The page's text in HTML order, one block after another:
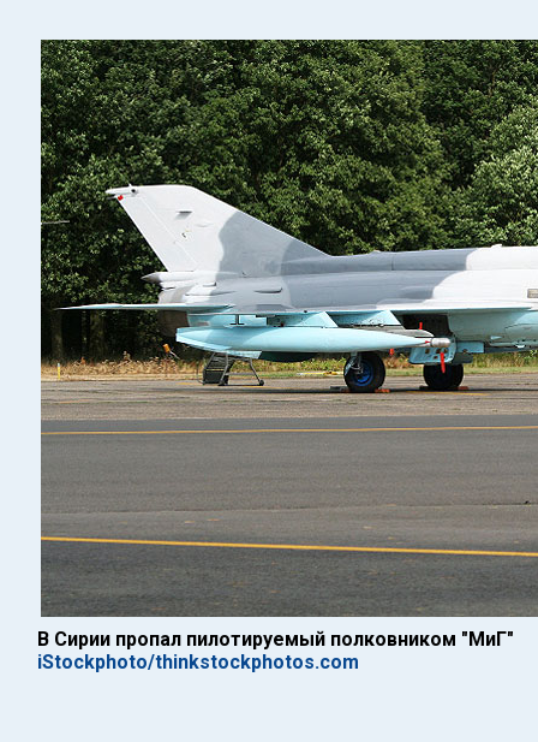
В Сирии пропал пилотируемый полковником "МиГ"
iStockphoto/thinkstockphotos.com